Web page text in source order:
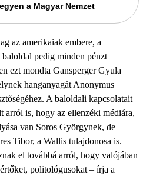
a Magyar Nemzet
az amerikaiak embere, a
pedig minden pénzt
ezt mondta Gansperger Gyula
hanganyagát Anonymus
A baloldali kapcsolatait
arról is, hogy az ellenzéki médiára,
van Soros Györgynek, de
Tibor, a Wallis tulajdonosa is.
el továbbá arról, hogy valójában
politológusokat – írja a